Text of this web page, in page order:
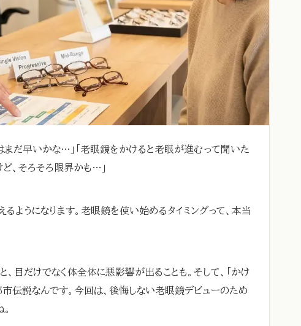
まだ早いかな…」「老眼鏡をかけると老眼が進むって聞いた
ど、そろそろ限界かも…」
ようになります。老眼鏡を使い始めるタイミングって、本当
、目だけでなく体全体に悪影響が出ることも。そして、「かけ
伝説なんです。今回は、後悔しない老眼鏡デビューのため